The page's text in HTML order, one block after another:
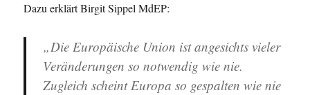
Dazu erklärt Birgit Sippel MdEP:
„Die Europäische Union ist angesichts vieler
Veränderungen so notwendig wie nie.
Zugleich scheint Europa so gespalten wie nie